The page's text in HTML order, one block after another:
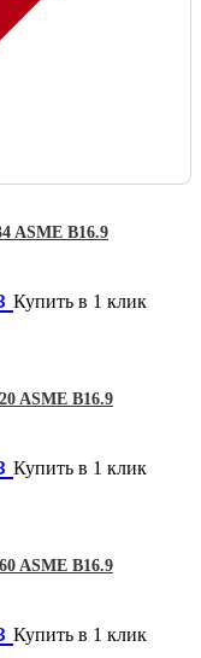
ASME B16.9
Купить в 1 клик
ASME B16.9
Купить в 1 клик
ASME B16.9
Купить в 1 клик